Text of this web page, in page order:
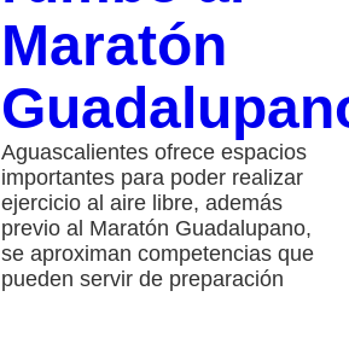
Maratón
Aguascalientes ofrece espacios
importantes para poder realizar
ejercicio al aire libre, además
previo al Maratón Guadalupano,
se aproximan competencias que
pueden servir de preparación